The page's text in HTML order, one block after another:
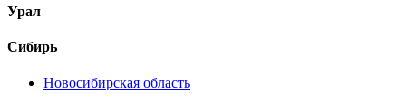
Урал
Сибирь
Новосибирская область